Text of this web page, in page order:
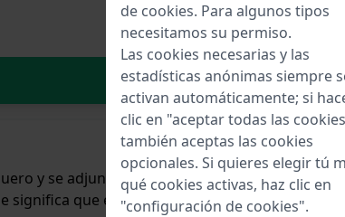
Añadir al carrito
y se adjunta al reloj mediante pasadores
significa que esta correa es adecuada para
de cookies. Para algunos tipos
necesitamos su permiso.
Las cookies necesarias y las
estadísticas anónimas siempre
activan automáticamente; si
clic en "aceptar todas las
también aceptas las cookies
opcionales. Si quieres elegir tú
qué cookies activas, haz clic en
"configuración de cookies".